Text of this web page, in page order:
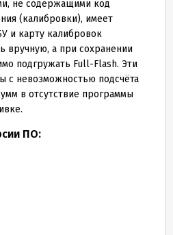
не содержащими код
(калибровки), имеет
и карту калибровок
вручную, а при сохранении
подгружать Full-Flash. Эти
с невозможностью подсчёта
в отсутствие программы
ПО: